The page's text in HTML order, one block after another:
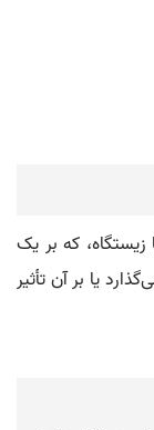
زیستگاه، که بر یک
یا بر آن تأثیر